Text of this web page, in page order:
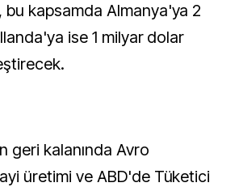
bu kapsamda Almanya'ya 2
ise 1 milyar dolar
geri kalanında Avro
üretimi ve ABD'de Tüketici